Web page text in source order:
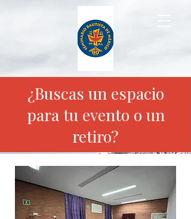
¿Buscas un espacio
para tu evento o un
retiro?